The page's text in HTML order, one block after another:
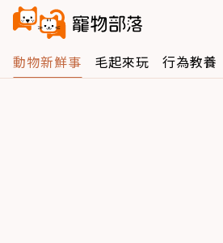
動物新鮮事 毛起來玩 行為教養